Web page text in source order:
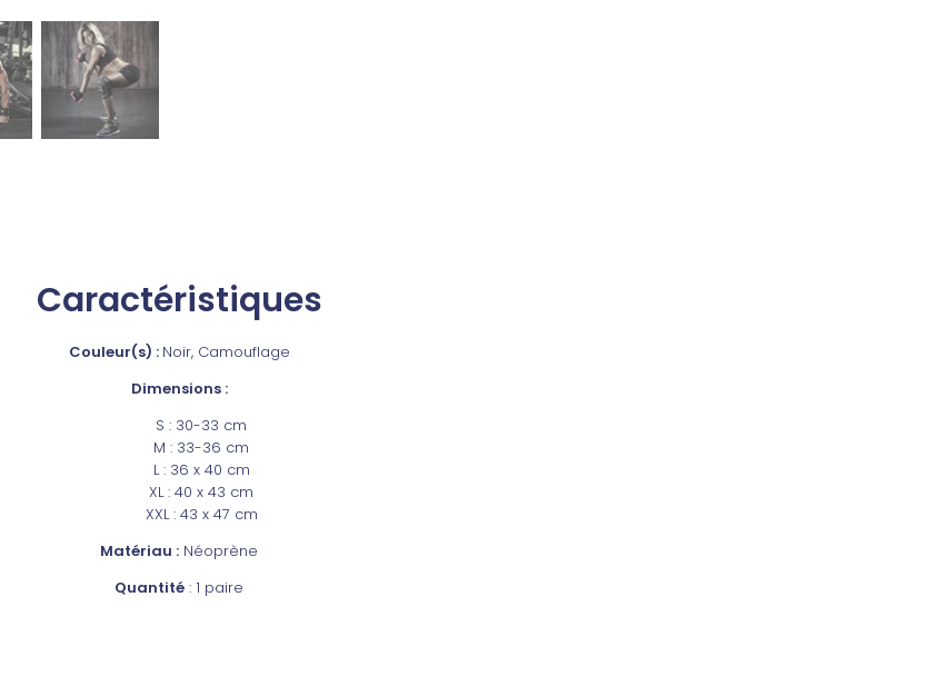
Caractéristiques
Couleur(s) : Noir, Camouflage
Dimensions :
S : 30-33 cm
M : 33-36 cm
L : 36 x 40 cm
XL : 40 x 43 cm
XXL : 43 x 47 cm
Matériau : Néoprène
Quantité : 1 paire